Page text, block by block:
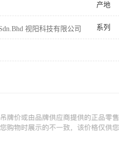
产地
视阳科技有限公司 系列